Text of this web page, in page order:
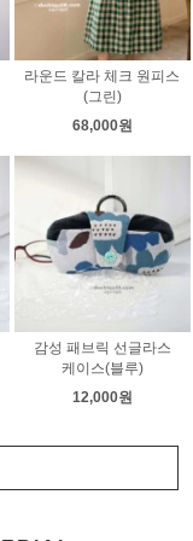
라운드 칼라 체크 원피스
(그린)
68,000원
감성 패브릭 선글라스
케이스(블루)
12,000원